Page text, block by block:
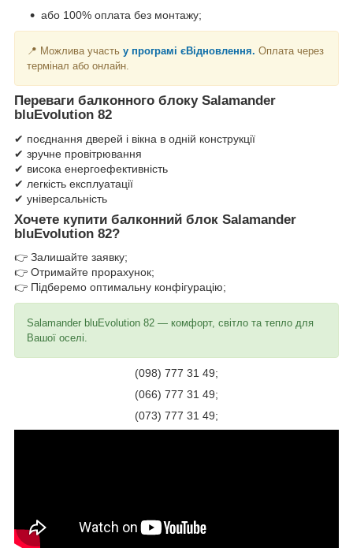
або 100% оплата без монтажу;
📍 Можлива участь у програмі єВідновлення. Оплата через
термінал або онлайн.
Переваги балконного блоку Salamander
bluEvolution 82
✔ поєднання дверей і вікна в одній конструкції
✔ зручне провітрювання
✔ висока енергоефективність
✔ легкість експлуатації
✔ універсальність
Хочете купити балконний блок Salamander
bluEvolution 82?
👉 Залишайте заявку;
👉 Отримайте прорахунок;
👉 Підберемо оптимальну конфігурацію;
Salamander bluEvolution 82 — комфорт, світло та тепло для
Вашої оселі.
(098) 777 31 49;
(066) 777 31 49;
(073) 777 31 49;